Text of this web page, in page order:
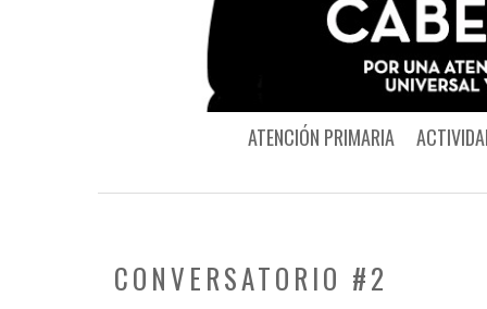
ATENCIÓN PRIMARIA
CONVERSATORIO #2